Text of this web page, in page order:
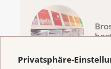
Privatsphäre-
Weitere Informationen:
Montag bis Freitag,
Schuldgefühle, Abschied
und Trauer besprochen.
der aktuellen Situation
immer auf den Kindern
wichtig – immer